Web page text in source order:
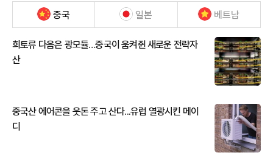
중국 일본 베트남
희토류 다음은 광모듈…중국이 움켜쥔 새로운 전략자
산
중국산 에어콘을 웃돈 주고 산다...유럽 열광시킨 메이
디